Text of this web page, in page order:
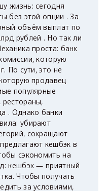
жизнь: сегодня
без этой опции . За
объём выплат по
рублей . Но так ли
проста: банк
которую
По сути, это не
продавец
популярные
. Однако банки
убирают
сокращают
кешбэк в
сэкономить на
кешбэк — приятный
Чтобы получать
за условиями,